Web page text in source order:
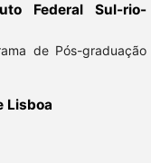
Federal Sul-rio-
de Pós-graduação
Lisboa